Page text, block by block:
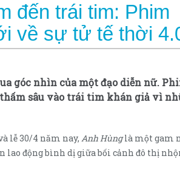
đến trái tim: Phim
về sự tử tế thời
góc nhìn của một đạo diễn nữ.
sâu vào trái tim khán giả vì
lễ 30/4 năm nay, Anh Hùnglà một gam
lao động bình dị giữa bối cảnh đô thị